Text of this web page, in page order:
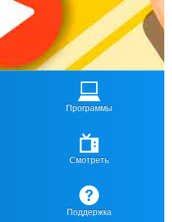
Программы
Смотреть
Поддержка